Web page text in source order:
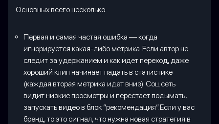
Основных всего несколько:
Первая и самая частая ошибка — когда
игнорируется какая-либо метрика. Если автор не
следит за удержанием и как идет переход, даже
хороший клип начинает падать в статистике
(каждая вторая метрика идет вниз). Соц сеть
видит низкие просмотры и перестает подымать,
запускать видео в блок “рекомендация”. Если у вас
бренд, то это сигнал, что нужна новая стратегия в